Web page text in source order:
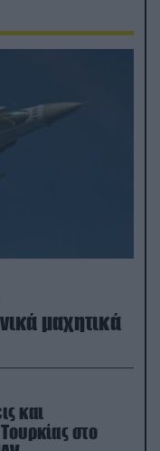
μαχητικά
και
στο